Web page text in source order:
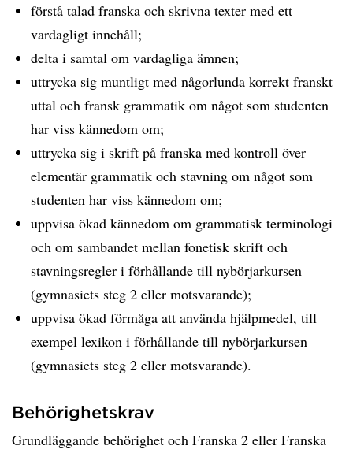
förstå talad franska och skrivna texter med ett
vardagligt innehåll;
delta i samtal om vardagliga ämnen;
uttrycka sig muntligt med någorlunda korrekt franskt
uttal och fransk grammatik om något som studenten
har viss kännedom om;
uttrycka sig i skrift på franska med kontroll över
elementär grammatik och stavning om något som
studenten har viss kännedom om;
uppvisa ökad kännedom om grammatisk terminologi
och om sambandet mellan fonetisk skrift och
stavningsregler i förhållande till nybörjarkursen
(gymnasiets steg 2 eller motsvarande);
uppvisa ökad förmåga att använda hjälpmedel, till
exempel lexikon i förhållande till nybörjarkursen
(gymnasiets steg 2 eller motsvarande).
Behörighetskrav
Grundläggande behörighet och Franska 2 eller Franska